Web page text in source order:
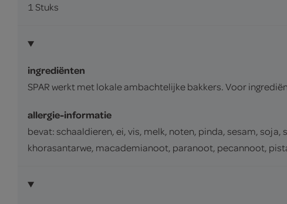
1 Stuks
ingrediënten
SPAR werkt met lokale ambachtelijke bakkers. Voor
allergie-informatie
bevat: schaaldieren, ei, vis, melk, noten, pinda, sesam,
khorasantarwe, macademianoot, paranoot, pecannoot,